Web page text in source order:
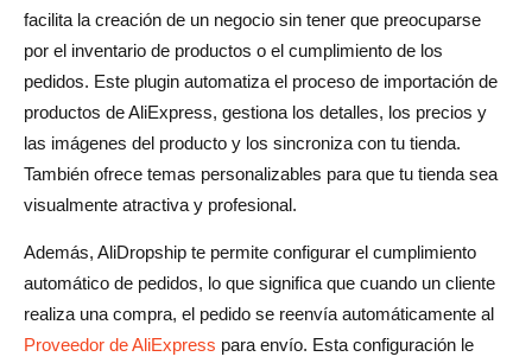
facilita la creación de un negocio sin tener que preocuparse
por el inventario de productos o el cumplimiento de los
pedidos. Este plugin automatiza el proceso de importación de
productos de AliExpress, gestiona los detalles, los precios y
las imágenes del producto y los sincroniza con tu tienda.
También ofrece temas personalizables para que tu tienda sea
visualmente atractiva y profesional.
Además, AliDropship te permite configurar el cumplimiento
automático de pedidos, lo que significa que cuando un cliente
realiza una compra, el pedido se reenvía automáticamente al
Proveedor de AliExpress para envío. Esta configuración le